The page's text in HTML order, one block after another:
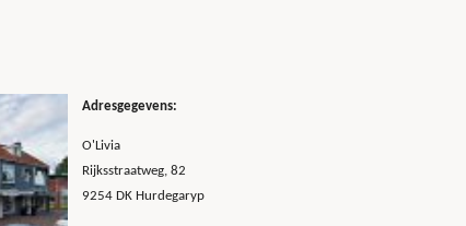
Adresgegevens:
O'Livia
Rijksstraatweg, 82
9254 DK Hurdegaryp